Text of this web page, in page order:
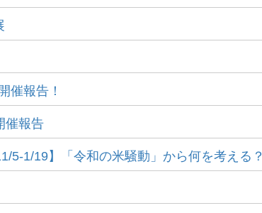
催報告！
催報告
5-1/19】「令和の米騒動」から何を考える？